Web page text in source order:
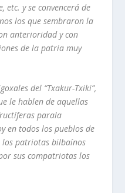
etc. y se convencerá de
los que sembraron la
anterioridad y con
de la patria muy
del “Txakur-Txiki”,
le hablen de aquellas
parala
en todos los pueblos de
los patriotas bilbaínos
sus compatriotas los